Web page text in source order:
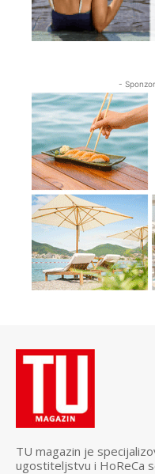
-
TU magazin je
ugostiteljstvu i HoReCa